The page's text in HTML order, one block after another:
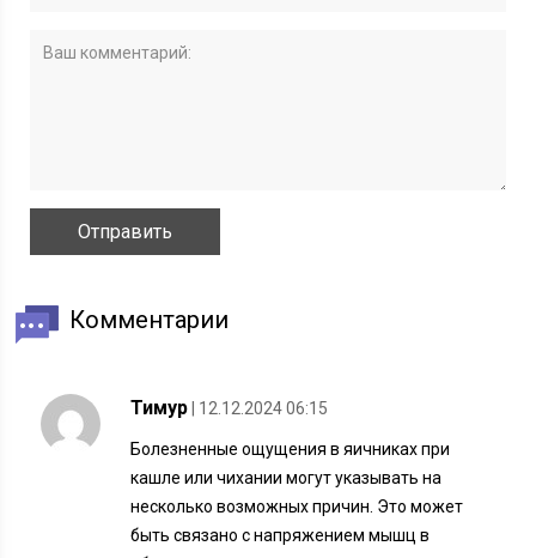
Комментарии
Тимур | 12.12.2024 06:15
Болезненные ощущения в яичниках при
кашле или чихании могут указывать на
несколько возможных причин. Это может
быть связано с напряжением мышц в